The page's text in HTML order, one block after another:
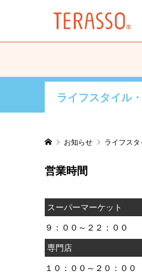
ライフスタイル
お知らせ ライフス
営業時間
スーパーマーケット
９：００～２２：００
専門店
１０：００～２０：００